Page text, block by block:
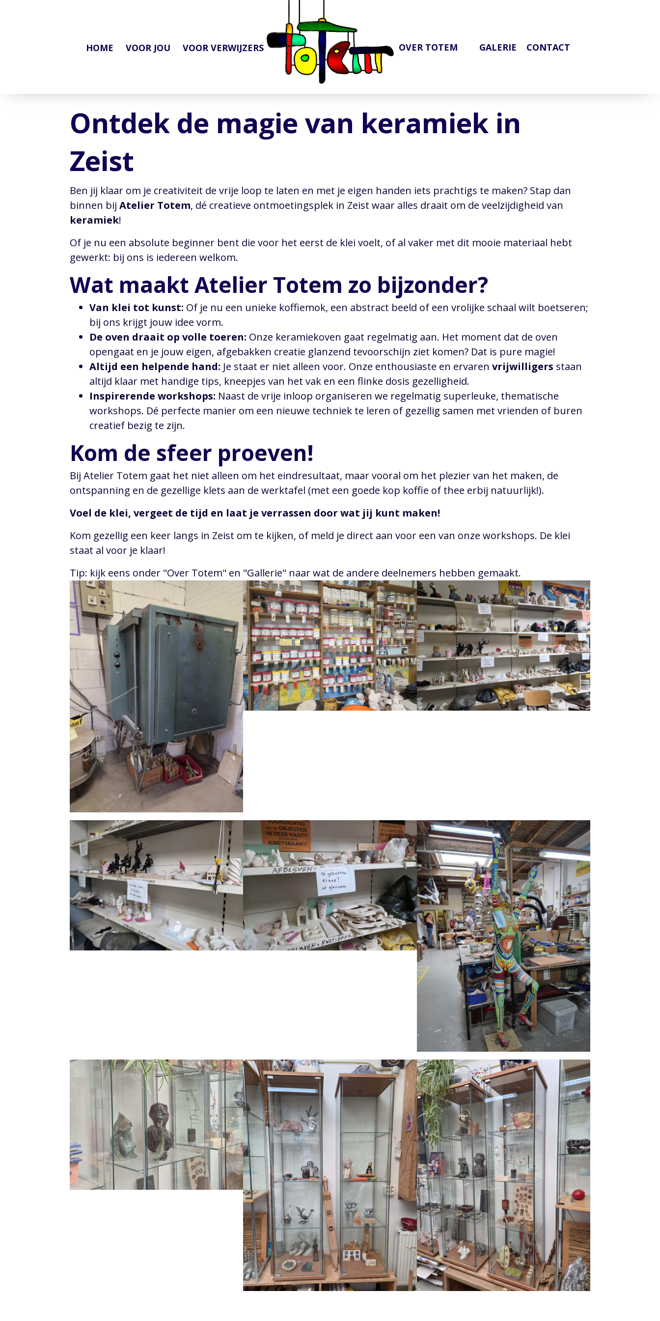
HOME VOOR JOU VOOR VERWIJZERS OVER TOTEM GALERIE CONTACT
Ontdek de magie van keramiek in
Zeist
Ben jij klaar om je creativiteit de vrije loop te laten en met je eigen handen iets prachtigs te maken? Stap dan
binnen bij Atelier Totem, dé creatieve ontmoetingsplek in Zeist waar alles draait om de veelzijdigheid van
keramiek!
Of je nu een absolute beginner bent die voor het eerst de klei voelt, of al vaker met dit mooie materiaal hebt
gewerkt: bij ons is iedereen welkom.
Wat maakt Atelier Totem zo bijzonder?
Van klei tot kunst: Of je nu een unieke koffiemok, een abstract beeld of een vrolijke schaal wilt boetseren;
bij ons krijgt jouw idee vorm.
De oven draait op volle toeren: Onze keramiekoven gaat regelmatig aan. Het moment dat de oven
opengaat en je jouw eigen, afgebakken creatie glanzend tevoorschijn ziet komen? Dat is pure magie!
Altijd een helpende hand: Je staat er niet alleen voor. Onze enthousiaste en ervaren vrijwilligers staan
altijd klaar met handige tips, kneepjes van het vak en een flinke dosis gezelligheid.
Inspirerende workshops: Naast de vrije inloop organiseren we regelmatig superleuke, thematische
workshops. Dé perfecte manier om een nieuwe techniek te leren of gezellig samen met vrienden of buren
creatief bezig te zijn.
Kom de sfeer proeven!
Bij Atelier Totem gaat het niet alleen om het eindresultaat, maar vooral om het plezier van het maken, de
ontspanning en de gezellige klets aan de werktafel (met een goede kop koffie of thee erbij natuurlijk!).
Voel de klei, vergeet de tijd en laat je verrassen door wat jij kunt maken!
Kom gezellig een keer langs in Zeist om te kijken, of meld je direct aan voor een van onze workshops. De klei
staat al voor je klaar!
Tip: kijk eens onder "Over Totem" en "Gallerie" naar wat de andere deelnemers hebben gemaakt.